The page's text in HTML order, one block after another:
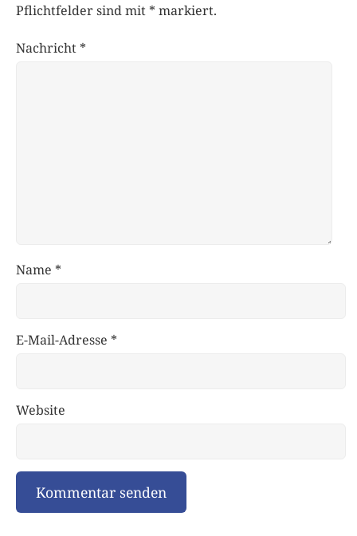
Pflichtfelder sind mit * markiert.
Nachricht *
Name *
E-Mail-Adresse *
Website